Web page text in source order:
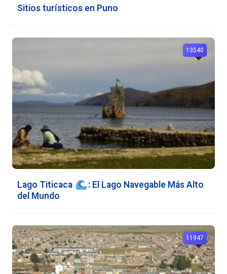
Sitios turísticos en Puno
Lago Titicaca
: El Lago Navegable Más Alto
del Mundo
13540
11947